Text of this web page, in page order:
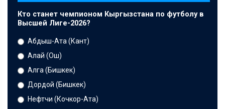
Кто станет чемпионом Кыргызстана по футболу в
Высшей Лиге-2026?
Абдыш-Ата (Кант)
Алай (Ош)
Алга (Бишкек)
Дордой (Бишкек)
Нефтчи (Кочкор-Ата)